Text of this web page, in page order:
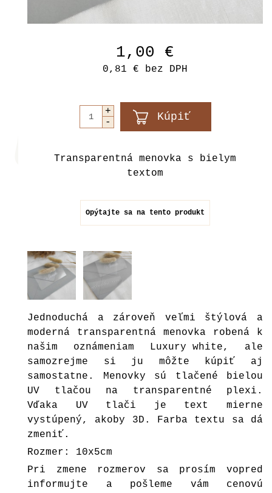
1,00 €
0,81 € bez DPH
Transparentná menovka s bielym
textom
Opýtajte sa na tento produkt
Jednoduchá a zároveň veľmi štýlová a
moderná transparentná menovka robená k
našim oznámeniam Luxury white, ale
samozrejme si ju môžte kúpiť aj
samostatne. Menovky sú tlačené bielou
UV tlačou na transparentné plexi.
Vďaka UV tlači je text mierne
vystúpený, akoby 3D. Farba textu sa dá
zmeniť.
Rozmer: 10x5cm
Pri zmene rozmerov sa prosím vopred
informujte a pošleme vám cenovú